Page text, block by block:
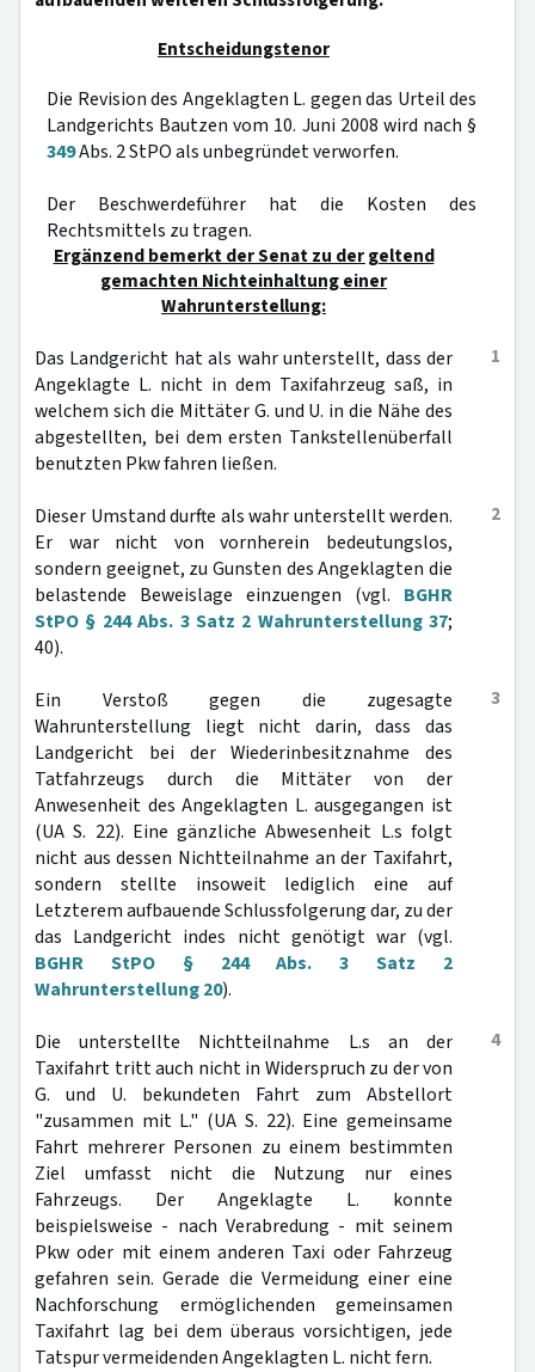
Entscheidungstenor
Die Revision des Angeklagten L. gegen das Urteil des
Landgerichts Bautzen vom 10. Juni 2008 wird nach §
349Abs. 2 StPO als unbegründet verworfen.
Der Beschwerdeführer hat die Kosten des
Rechtsmittels zu tragen.
Ergänzend bemerkt der Senat zu der geltend
gemachten Nichteinhaltung einer
Wahrunterstellung:
1
Das Landgericht hat als wahr unterstellt, dass der
Angeklagte L. nicht in dem Taxifahrzeug saß, in
welchem sich die Mittäter G. und U. in die Nähe des
abgestellten, bei dem ersten Tankstellenüberfall
benutzten Pkw fahren ließen.
2
Dieser Umstand durfte als wahr unterstellt werden.
Er war nicht von vornherein bedeutungslos,
sondern geeignet, zu Gunsten des Angeklagten die
belastende Beweislage einzuengen (vgl. BGHR
StPO § 244 Abs. 3 Satz 2 Wahrunterstellung 37;
40).
3
Ein Verstoß gegen die zugesagte
Wahrunterstellung liegt nicht darin, dass das
Landgericht bei der Wiederinbesitznahme des
Tatfahrzeugs durch die Mittäter von der
Anwesenheit des Angeklagten L. ausgegangen ist
(UA S. 22). Eine gänzliche Abwesenheit L.s folgt
nicht aus dessen Nichtteilnahme an der Taxifahrt,
sondern stellte insoweit lediglich eine auf
Letzterem aufbauende Schlussfolgerung dar, zu der
das Landgericht indes nicht genötigt war (vgl.
BGHR StPO § 244 Abs. 3 Satz 2
Wahrunterstellung 20).
4
Die unterstellte Nichtteilnahme L.s an der
Taxifahrt tritt auch nicht in Widerspruch zu der von
G. und U. bekundeten Fahrt zum Abstellort
"zusammen mit L." (UA S. 22). Eine gemeinsame
Fahrt mehrerer Personen zu einem bestimmten
Ziel umfasst nicht die Nutzung nur eines
Fahrzeugs. Der Angeklagte L. konnte
beispielsweise - nach Verabredung - mit seinem
Pkw oder mit einem anderen Taxi oder Fahrzeug
gefahren sein. Gerade die Vermeidung einer eine
Nachforschung ermöglichenden gemeinsamen
Taxifahrt lag bei dem überaus vorsichtigen, jede
Tatspur vermeidenden Angeklagten L. nicht fern.